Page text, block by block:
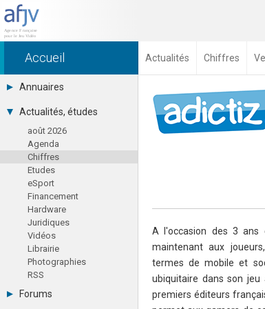
Accueil Actualités Chiffres
Annuaires
Toutes les sociétés (691)
Studios (418)
Editeurs (49)
Distributeurs (16)
Hard. / Accessoires (10)
Middlewares (15)
Prestataires (99)
Assoc. / Syndicats (21)
Formations / Ecoles (46)
Presse spécialisée (17)
Actualités, études
août 2026
Agenda
Chiffres
Etudes
eSport
Financement
Hardware
Juridiques
Vidéos
Librairie
Photographies
RSS
Forums
A l'occasion des 3 ans
maintenant aux
termes de mobile et
ubiquitaire dans son
premiers éditeurs